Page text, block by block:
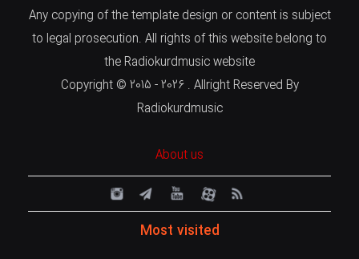
Any copying of the template design or content is subject
to legal prosecution. All rights of this website belong to
the Radiokurdmusic website
Copyright © 2015 - 2026 . Allright Reserved By
Radiokurdmusic
About us
Most visited